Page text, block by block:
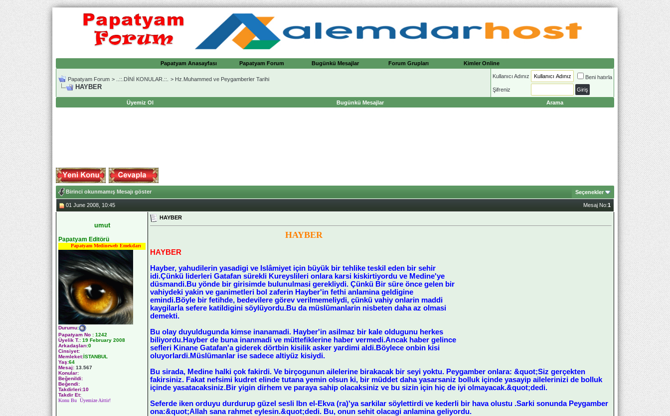
Papatyam Anasayfası Papatyam Forum Bugünkü Mesajlar Forum Grupları Kimler Online
Papatyam Forum > ..::.DİNİ KONULAR.::. > Hz.Muhammed ve Peygamberler Tarihi
HAYBER
Kullanıcı Adınız Beni hatırla
Şifreniz
Üyemiz Ol Bugünkü Mesajlar Arama
Birinci okunmamış Mesajı göster Seçenekler
01 June 2008, 10:45 Mesaj No:1
umut
Papatyam Editörü
Papatyam Medineweb Emekdarı
Durumu:
Papatyam No : 1242
Üyelik T.: 19 February 2008
Arkadaşları:0
Cinsiyet:
Memleket:İSTANBUL
Yaş:64
Mesaj: 13.567
Konular:
Beğenildi:
Beğendi:
Takdirleri:10
Takdir Et:
Konu Bu Üyemize Aittir!
HAYBER
HAYBER
HAYBER
Hayber, yahudilerin yasadigi ve Islâmiyet için büyük bir tehlike teskil eden bir sehir
idi.Çünkü liderleri Gatafan sürekli Kureyslileri onlara karsi kiskirtiyordu ve Medine'ye
düsmandi.Bu yönde bir girisimde bulunulmasi gerekliydi. Çünkü Bir süre önce gelen bir
vahiydeki yakin ve ganimetleri bol zaferin Hayber'in fethi anlamina geldigine
emindi.Böyle bir fetihde, bedevilere görev verilmemeliydi, çünkü vahiy onlarin maddi
kaygilarla sefere katildigini söylüyordu.Bu da müslümanlarin nisbeten daha az olmasi
demekti.
Bu olay duyuldugunda kimse inanamadi. Hayber'in asilmaz bir kale oldugunu herkes
biliyordu.Hayber de buna inanmadi ve müttefiklerine haber vermedi.Ancak haber gelince
sefleri Kinane Gatafan'a giderek dörtbin kisilik asker yardimi aldi.Böylece onbin kisi
oluyorlardi.Müslümanlar ise sadece altiyüz kisiydi.
Bu sirada, Medine halki çok fakirdi. Ve birçogunun ailelerine birakacak bir seyi yoktu. Peygamber onlara: &quot;Siz gerçekten
fakirsiniz. Fakat nefsimi kudret elinde tutana yemin olsun ki, bir müddet daha yasarsaniz bolluk içinde yasayip ailelerinizi de bolluk
içinde yasatacaksiniz.Bir yigin dirhem ve paraya sahip olacaksiniz ve bu sizin için hiç de iyi olmayacak.&quot;dedi.
Seferde iken orduyu durdurup güzel sesli Ibn el-Ekva (ra)'ya sarkilar söylettirdi ve kederli bir hava olustu .Sarki sonunda Peygamber
ona:&quot;Allah sana rahmet eylesin.&quot;dedi. Bu, onun sehit olacagi anlamina geliyordu.